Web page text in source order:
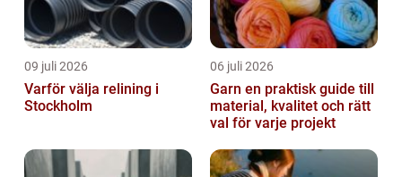
09 juli 2026
Varför välja relining i
Stockholm
06 juli 2026
Garn en praktisk guide till
material, kvalitet och rätt
val för varje projekt